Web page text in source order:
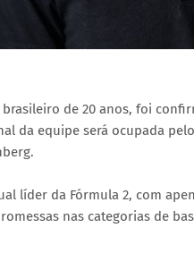
de 20 anos, foi
da equipe será ocupada
líder da Fórmula 2, com
nas categorias de